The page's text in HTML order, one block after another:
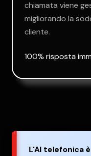
chiamata viene
migliorando la
cliente.
100% risposta
L'AI telefonica